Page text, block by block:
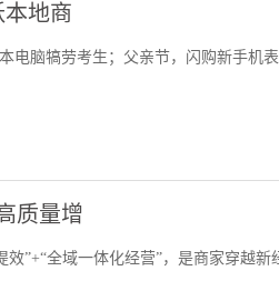
本地商
电脑犒劳考生；父亲节，闪购新手机
质量增
”+“全域一体化经营”，是商家穿越新